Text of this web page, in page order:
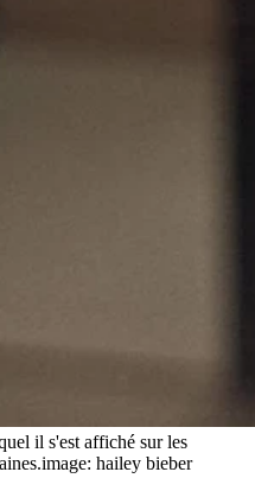
il s'est affiché sur les
image: hailey bieber